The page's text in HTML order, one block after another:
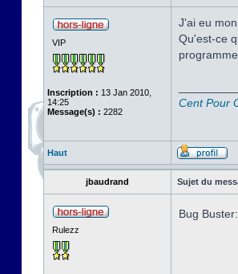
VIP
Inscription : 13 Jan 2010,
14:25
Message(s) : 2282
J'ai eu
Qu'est-ce
Cent Pour
Haut
jbaudrand Sujet du
Rulezz
Bug Buster: